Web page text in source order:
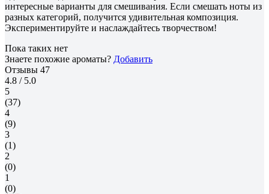
интересные варианты для смешивания. Если смешать ноты из
разных категорий, получится удивительная композиция.
Экспериментируйте и наслаждайтесь творчеством!
Пока таких нет
Знаете похожие ароматы? Добавить
Отзывы 47
4.8 / 5.0
5
(37)
4
(9)
3
(1)
2
(0)
1
(0)